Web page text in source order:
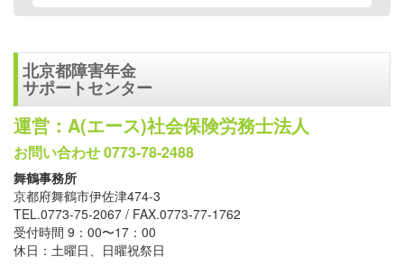
北京都障害年金
サポートセンター
運営：A(エース)社会保険労務士法人
お問い合わせ 0773-78-2488
舞鶴事務所
京都府舞鶴市伊佐津474-3
TEL.0773-75-2067 / FAX.0773-77-1762
受付時間 9：00〜17：00
休日：土曜日、日曜祝祭日